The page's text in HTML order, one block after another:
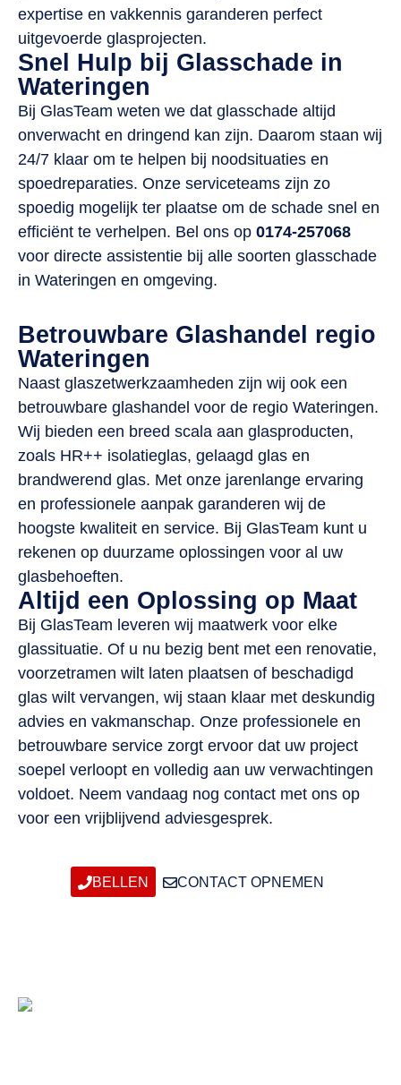
expertise en vakkennis garanderen perfect
uitgevoerde glasprojecten.
Snel Hulp bij Glasschade in
Wateringen
Bij GlasTeam weten we dat glasschade altijd
onverwacht en dringend kan zijn. Daarom staan wij
24/7 klaar om te helpen bij noodsituaties en
spoedreparaties. Onze serviceteams zijn zo
spoedig mogelijk ter plaatse om de schade snel en
efficiënt te verhelpen. Bel ons op 0174-257068
voor directe assistentie bij alle soorten glasschade
in Wateringen en omgeving.
Betrouwbare Glashandel regio
Wateringen
Naast glaszetwerkzaamheden zijn wij ook een
betrouwbare glashandel voor de regio Wateringen.
Wij bieden een breed scala aan glasproducten,
zoals HR++ isolatieglas, gelaagd glas en
brandwerend glas. Met onze jarenlange ervaring
en professionele aanpak garanderen wij de
hoogste kwaliteit en service. Bij GlasTeam kunt u
rekenen op duurzame oplossingen voor al uw
glasbehoeften.
Altijd een Oplossing op Maat
Bij GlasTeam leveren wij maatwerk voor elke
glassituatie. Of u nu bezig bent met een renovatie,
voorzetramen wilt laten plaatsen of beschadigd
glas wilt vervangen, wij staan klaar met deskundig
advies en vakmanschap. Onze professionele en
betrouwbare service zorgt ervoor dat uw project
soepel verloopt en volledig aan uw verwachtingen
voldoet. Neem vandaag nog contact met ons op
voor een vrijblijvend adviesgesprek.
BELLEN CONTACT OPNEMEN